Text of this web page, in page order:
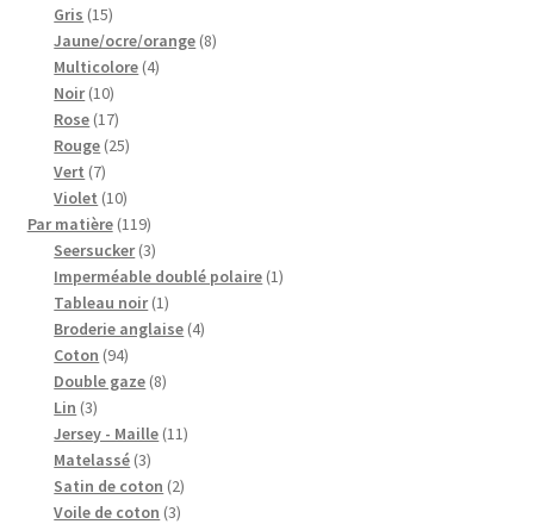
produits
Gris 1515
produits
Jaune/ocre/orange 88
Multicolore 44
Noir 1010
produits
Rose 1717
produits
Rouge 2525
Vert 77
produits
Violet 1010
produits
Par matière 119119
produits
Seersucker 33
produits
Imperméable doublé polaire 11
Tableau noir 11
produit
Broderie anglaise 44
Coton 9494
produits
Double gaze 88
Lin 33
produits
Jersey - Maille 1111
Matelassé 33
produits
Satin de coton 22
produits
Voile de coton 33